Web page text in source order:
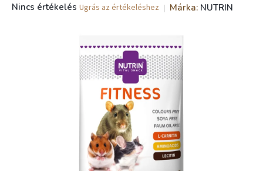
A
Nincs értékelés Ugrás az értékeléshez Márka: NUTRIN